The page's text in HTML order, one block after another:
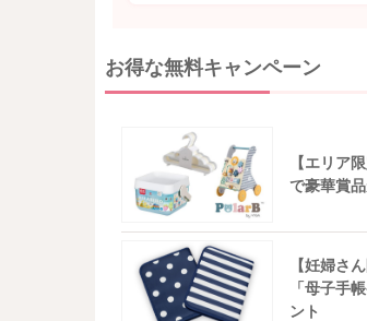
お得な無料キャンペーン
【エリア
で豪華賞
【妊婦さ
「母子手
ント